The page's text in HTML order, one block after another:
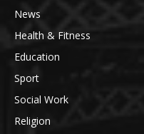
News
Health & Fitness
Education
Sport
Social Work
Religion